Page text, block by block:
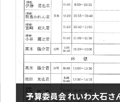
予算委員会 れいわ大石さ